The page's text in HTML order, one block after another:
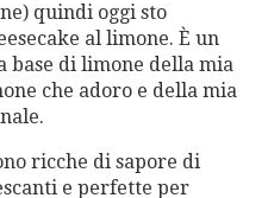
quindi oggi sto
al limone. È un
base di limone della mia
che adoro e della mia
ricche di sapore di
e perfette per